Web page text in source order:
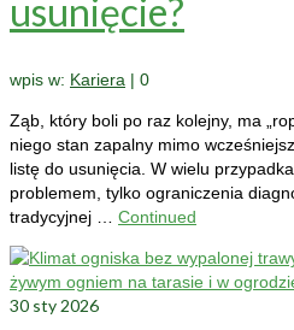
usunięcie?
wpis w: Kariera | 0
Ząb, który boli po raz kolejny, ma
niego stan zapalny mimo
listę do usunięcia. W wielu
problemem, tylko ograniczenia
tradycyjnej … Continued
30 sty 2026